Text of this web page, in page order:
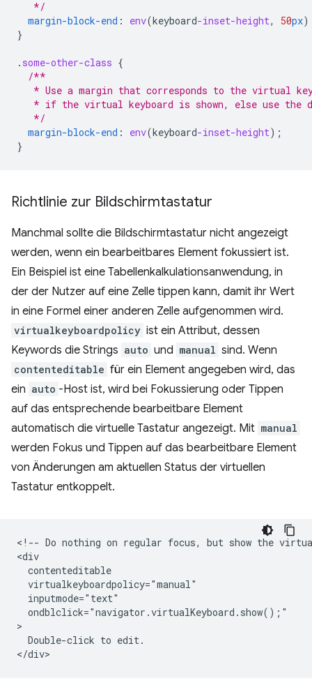
   */
margin-block-end : env(keyboard-inset-height, 50px
}
. some-other-class {
/**
* Use a margin that corresponds to the virtual
* if the virtual keyboard is shown, else use the
   */
margin-block-end : env(keyboard-inset-height);
}
Richtlinie zur Bildschirmtastatur
Manchmal sollte die Bildschirmtastatur nicht angezeigt
werden, wenn ein bearbeitbares Element fokussiert ist.
Ein Beispiel ist eine Tabellenkalkulationsanwendung, in
der der Nutzer auf eine Zelle tippen kann, damit ihr Wert
in eine Formel einer anderen Zelle aufgenommen wird.
virtualkeyboardpolicy ist ein Attribut, dessen
Keywords die Strings auto und manual sind. Wenn
contenteditable für ein Element angegeben wird, das
ein auto -Host ist, wird bei Fokussierung oder Tippen
auf das entsprechende bearbeitbare Element
automatisch die virtuelle Tastatur angezeigt. Mit manual
werden Fokus und Tippen auf das bearbeitbare Element
von Änderungen am aktuellen Status der virtuellen
Tastatur entkoppelt.
<!-- Do nothing on regular focus, but show the
<div
  contenteditable
  virtualkeyboardpolicy="manual"
  inputmode="text"
  ondblclick="navigator.virtualKeyboard.show();"
>
  Double-click to edit.